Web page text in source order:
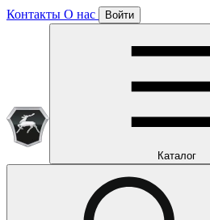
Контакты О нас Войти
Каталог
Подписка уже